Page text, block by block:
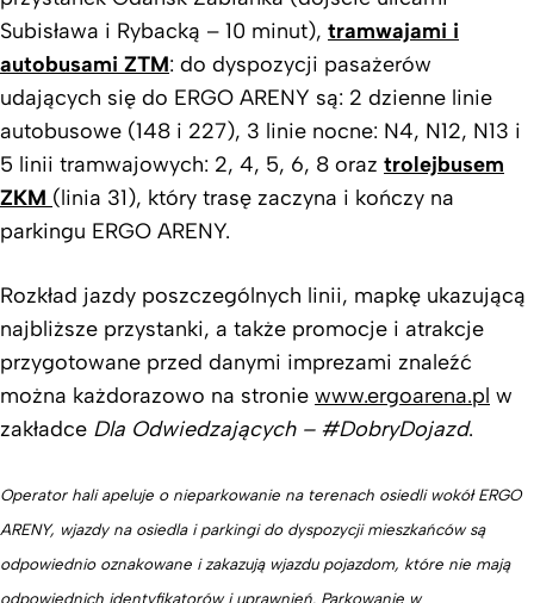
Subisława i Rybacką – 10 minut), tramwajami i
autobusami ZTM: do dyspozycji pasażerów
udających się do ERGO ARENY są: 2 dzienne linie
autobusowe (148 i 227), 3 linie nocne: N4, N12, N13 i
5 linii tramwajowych: 2, 4, 5, 6, 8 oraz trolejbusem
ZKM (linia 31), który trasę zaczyna i kończy na
parkingu ERGO ARENY.
Rozkład jazdy poszczególnych linii, mapkę ukazującą
najbliższe przystanki, a także promocje i atrakcje
przygotowane przed danymi imprezami znaleźć
można każdorazowo na stronie www.ergoarena.pl w
zakładce Dla Odwiedzających – #DobryDojazd.
Operator hali apeluje o nieparkowanie na terenach osiedli wokół ERGO
ARENY, wjazdy na osiedla i parkingi do dyspozycji mieszkańców są
odpowiednio oznakowane i zakazują wjazdu pojazdom, które nie mają
odpowiednich identyfikatorów i uprawnień. Parkowanie w